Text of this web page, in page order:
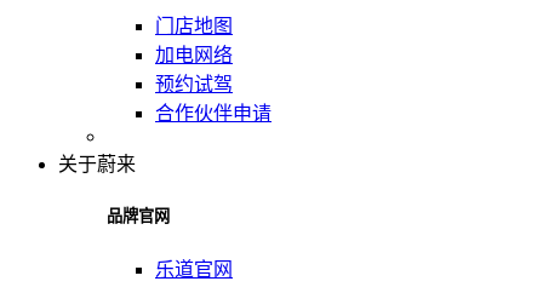
门店地图
加电网络
预约试驾
合作伙伴申请
关于蔚来
品牌官网
乐道官网